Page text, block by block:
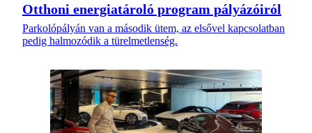
Otthoni energiatároló program pályázóiról
Parkolópályán van a második ütem, az elsővel kapcsolatban
pedig halmozódik a türelmetlenség.